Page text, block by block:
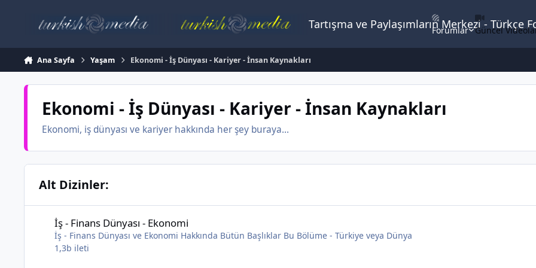
Tartışma ve Paylaşımların Merkezi -
Forumlar Güncel
Ana Sayfa Yaşam Ekonomi - İş Dünyası - Kariyer - İnsan Kaynakları
Ekonomi - İş Dünyası - Kariyer - İnsan Kaynakları
Ekonomi, iş dünyası ve kariyer hakkında her şey buraya...
Alt Dizinler:
İş - Finans Dünyası - Ekonomi
İş - Finans Dünyası ve Ekonomi Hakkında Bütün Başlıklar Bu Bölüme - Türkiye veya Dünya
1,3b ileti